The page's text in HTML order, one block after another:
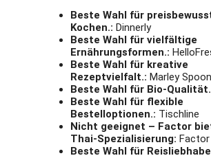
Beste Wahl für
Kochen.: Dinnerly
Beste Wahl für vielfältige
Ernährungsformen.:
Beste Wahl für kreative
Rezeptvielfalt.: Marley Spoon
Beste Wahl für Bio-
Beste Wahl für flexible
Bestelloptionen.: Tischline
Nicht geeignet – Factor
Thai-Spezialisierung: Factor
Beste Wahl für